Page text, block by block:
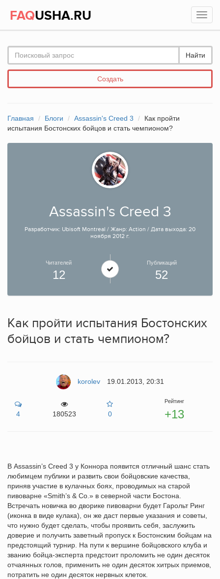
FAQUSHA.RU
Найти
Создать
Главная Блоги Assassin's Creed 3
Как пройти
испытания Бостонских бойцов и стать чемпионом?
Assassin's Creed 3
Разработчик: Ubisoft Montreal / Жанр: Action / Дата выхода: 20
ноября 2012 г.
Читателей
12
Публикаций
52
Как пройти испытания Бостонских
бойцов и стать чемпионом?
korolev 19.01.2013, 20:31
4 180523 0
Рейтинг
+13
В Assassin’s Creed 3 у Коннора появится отличный шанс стать
любимцем публики и развить свои бойцовские качества,
приняв участие в кулачных боях, проводимых на старой
пивоварне «Smith’s & Co.» в северной части Бостона.
Встречать новичка во дворике пивоварни будет Гарольт Ринг
(иконка в виде кулака), он же даст первые указания и советы,
что нужно будет сделать, чтобы проявить себя, заслужить
доверие и получить заветный пропуск к Бостонским бойцам на
предстоящий турнир. На пути к вершине бойцовского клуба и
званию бойца-эксперта предстоит проломить не один десяток
отчаянных голов, применить не один десяток хитрых приемов,
потратить не один десяток нервных клеток.